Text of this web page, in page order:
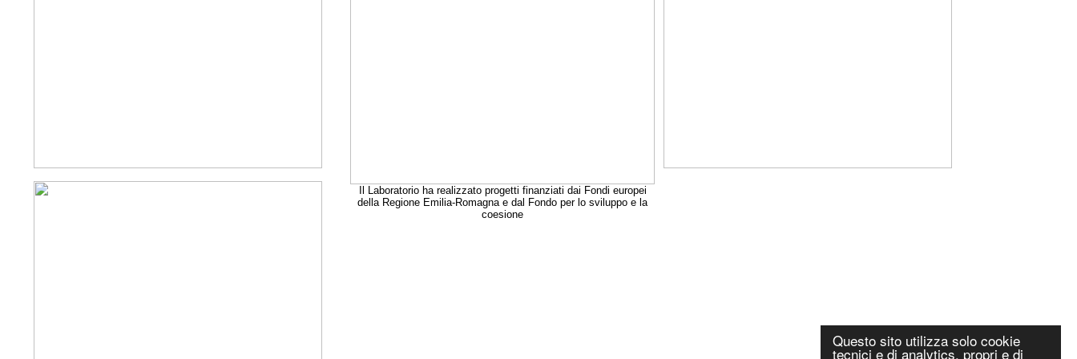
Questo sito utilizza solo cookie
tecnici e di analytics, propri e di
Il Laboratorio ha realizzato progetti finanziati dai Fondi europei
della Regione Emilia-Romagna e dal Fondo per lo sviluppo e la
coesione